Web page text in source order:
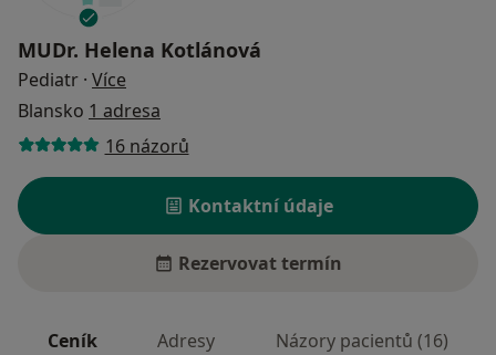
MUDr. Helena Kotlánová
Pediatr · Více
Blansko 1 adresa
16 názorů
Kontaktní údaje
Rezervovat termín
Ceník Adresy Názory pacientů (16)